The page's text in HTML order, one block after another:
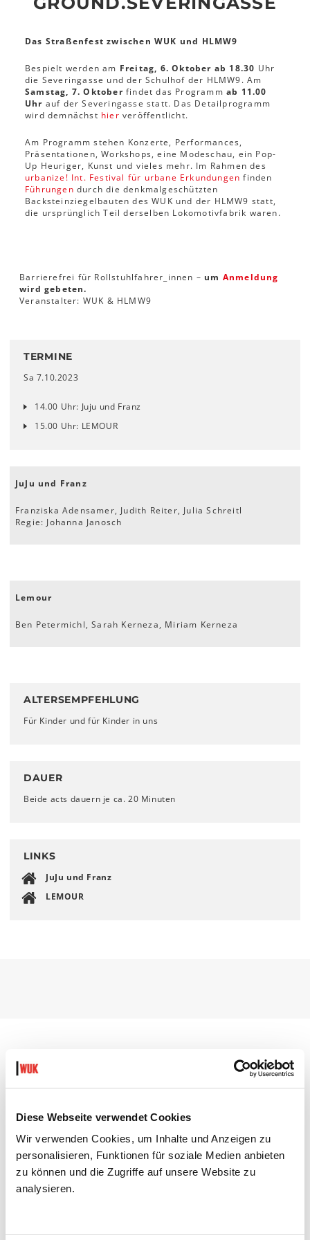
Diese Webseite verwendet Cookies
Wir verwenden Cookies, um Inhalte und Anzeigen zu
personalisieren, Funktionen für soziale Medien anbieten
zu können und die Zugriffe auf unsere Website zu
analysieren.
Das Straßenfest zwischen WUK und HLMW9
Bespielt werden am Freitag, 6. Oktober ab 18.30 Uhr
die Severingasse und der Schulhof der HLMW9. Am
Samstag, 7. Oktoberfindet das Programmab 11.00
Uhr auf der Severingasse statt. Das Detailprogramm
wird demnächst hier veröffentlicht.
Am Programm stehen Konzerte, Performances,
Präsentationen, Workshops, eine Modeschau, ein Pop-
Up Heuriger, Kunst und vieles mehr. Im Rahmen des
urbanize! Int. Festival für urbane Erkundungen finden
Führungen durch die denkmalgeschützten
Backsteinziegelbauten des WUK und der HLMW9 statt,
die ursprünglich Teil derselben Lokomotivfabrik waren.
Barrierefrei für Rollstuhlfahrer_innen – um Anmeldung
wird gebeten.
Veranstalter: WUK & HLMW9
TERMINE
Sa 7.10.2023
14.00 Uhr: Juju und Franz
15.00 Uhr: LEMOUR
JuJu und Franz
Franziska Adensamer, Judith Reiter, Julia Schreitl
Regie: Johanna Janosch
Lemour
Ben Petermichl, Sarah Kerneza, Miriam Kerneza
ALTERSEMPFEHLUNG
Für Kinder und für Kinder in uns
DAUER
Beide acts dauern je ca. 20 Minuten
LINKS
JuJu und Franz
LEMOUR
DIESE VERANSTALTUNGEN KÖNNTEN
DICH AUCH INTERESSIEREN: